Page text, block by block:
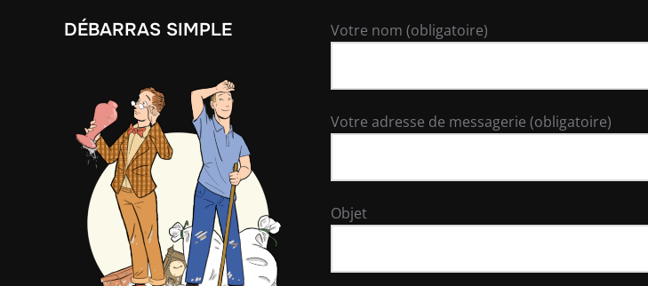
DÉBARRAS SIMPLE Votre nom (obligatoire)
Votre adresse de messagerie (obligatoire)
Objet